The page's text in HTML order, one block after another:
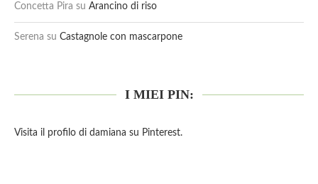
Concetta Pira su Arancino di riso
Serena su Castagnole con mascarpone
I MIEI PIN:
Visita il profilo di damiana su Pinterest.